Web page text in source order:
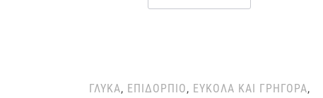
ΓΛΥΚΆ, ΕΠΙΔΌΡΠΙΟ, ΕΎΚΟΛΑ ΚΑΙ ΓΡΉΓΟΡΑ,